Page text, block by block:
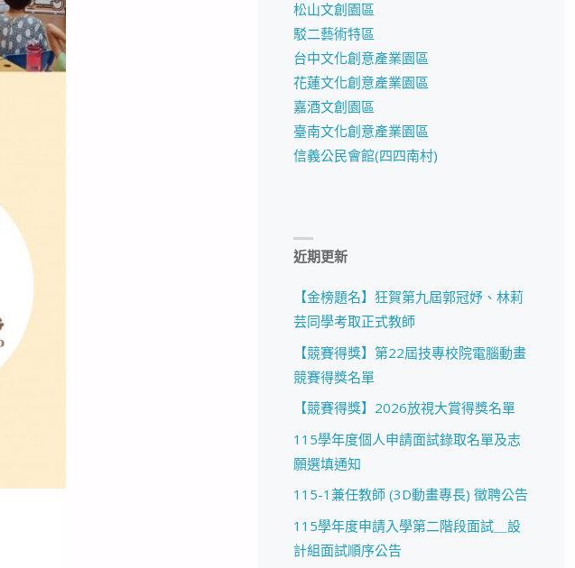
松山文創園區
駁二藝術特區
台中文化創意產業園區
花蓮文化創意產業園區
嘉酒文創園區
臺南文化創意產業園區
信義公民會館(四四南村)
近期更新
【金榜題名】狂賀第九屆郭冠妤、林莉
芸同學考取正式教師
【競賽得獎】第22屆技專校院電腦動畫
競賽得獎名單
【競賽得獎】2026放視大賞得獎名單
115學年度個人申請面試錄取名單及志
願選填通知
115-1兼任教師 (3D動畫專長) 徵聘公告
115學年度申請入學第二階段面試＿設
計組面試順序公告